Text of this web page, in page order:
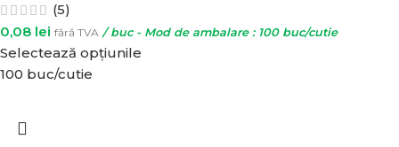
(5)
0,08 lei fără TVA / buc - Mod de ambalare : 100 buc/cutie
Selectează opțiunile
100 buc/cutie